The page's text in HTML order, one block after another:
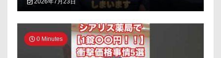
2026年7月23日
0 Minutes